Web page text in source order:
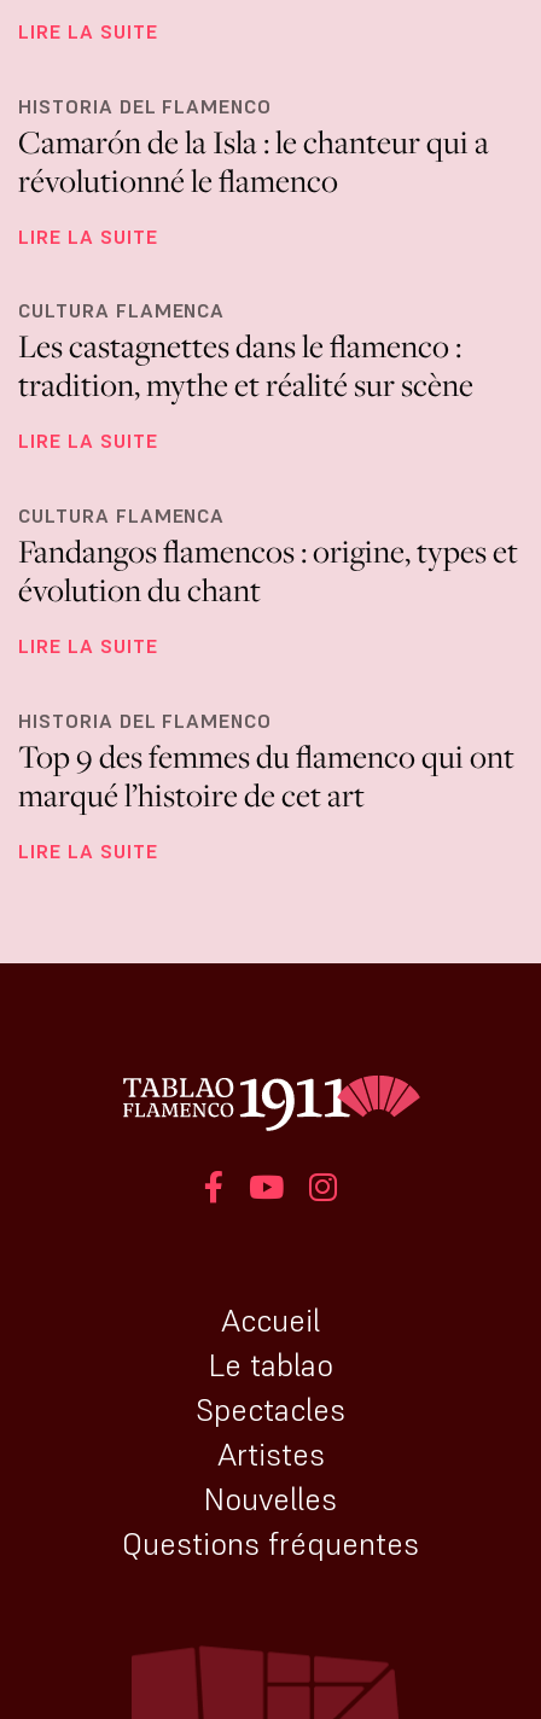
LIRE LA SUITE
HISTORIA DEL FLAMENCO
Camarón de la Isla : le chanteur qui a
révolutionné le flamenco
LIRE LA SUITE
CULTURA FLAMENCA
Les castagnettes dans le flamenco :
tradition, mythe et réalité sur scène
LIRE LA SUITE
CULTURA FLAMENCA
Fandangos flamencos : origine, types et
évolution du chant
LIRE LA SUITE
HISTORIA DEL FLAMENCO
Top 9 des femmes du flamenco qui ont
marqué l’histoire de cet art
LIRE LA SUITE
Accueil
Le tablao
Spectacles
Artistes
Nouvelles
Questions fréquentes